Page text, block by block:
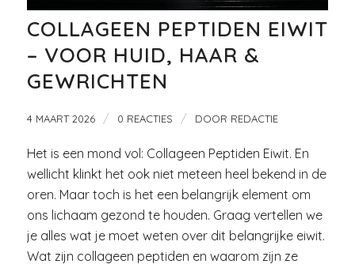
COLLAGEEN PEPTIDEN EIWIT
– VOOR HUID, HAAR &
GEWRICHTEN
4 MAART 2026 / 0 REACTIES / DOOR REDACTIE
Het is een mond vol: Collageen Peptiden Eiwit. En
wellicht klinkt het ook niet meteen heel bekend in de
oren. Maar toch is het een belangrijk element om
ons lichaam gezond te houden. Graag vertellen we
je alles wat je moet weten over dit belangrijke eiwit.
Wat zijn collageen peptiden en waarom zijn ze